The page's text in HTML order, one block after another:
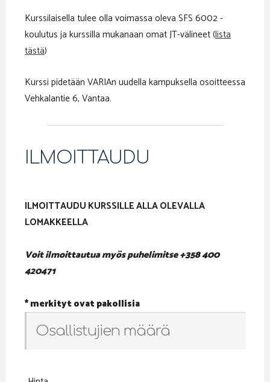
Kurssilaisella tulee olla voimassa oleva SFS 6002 -
koulutus ja kurssilla mukanaan omat JT-välineet (lista
tästä)
Kurssi pidetään VARIAn uudella kampuksella osoitteessa
Vehkalantie 6, Vantaa.
ILMOITTAUDU
ILMOITTAUDU KURSSILLE ALLA OLEVALLA
LOMAKKEELLA
Voit ilmoittautua myös puhelimitse +358 400
420471
* merkityt ovat pakollisia
Osallistujien määrä